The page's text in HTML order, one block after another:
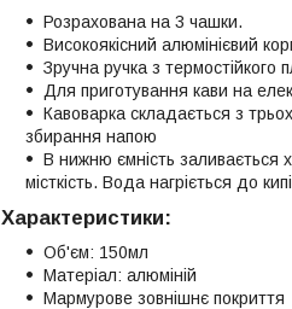
Розрахована на 3 чашки.
Високоякісний алюмінієвий
Зручна ручка з термостійкого
Для приготування кави на
Кавоварка складається з
збирання напою
В нижню ємність заливається
місткість. Вода нагріється до
Характеристики:
Об'єм: 150мл
Матеріал: алюміній
Мармурове зовнішнє покриття